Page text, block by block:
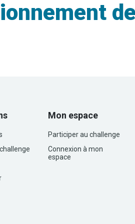
Mon espace
Participer au challenge
Connexion à mon
espace